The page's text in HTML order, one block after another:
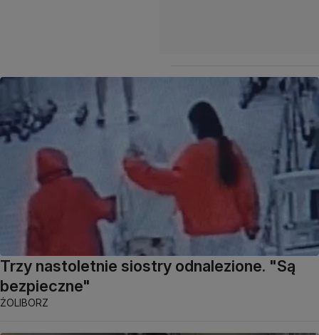
Trzy nastoletnie siostry odnalezione. "Są
bezpieczne"
ŻOLIBORZ